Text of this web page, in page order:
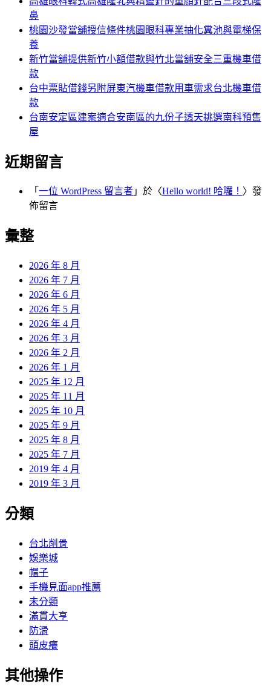
鼻
桃園沙發當舖授信條件桃園眼科專業抽化糞池與電梯保
養
新竹當舖提供新竹小額借款與竹北當舖安全三重機車借
款
台中票貼借錢另附屏東汽機車借款用車需求台北機車借
款
台南安定區建案適合安南區的九份子透天挑選南科預售
屋
近期留言
「 一位 WordPress 留言者 」於〈Hello world! 哈囉！ 〉發
佈留言
彙整
2026 年 8 月
2026 年 7 月
2026 年 6 月
2026 年 5 月
2026 年 4 月
2026 年 3 月
2026 年 2 月
2026 年 1 月
2025 年 12 月
2025 年 11 月
2025 年 10 月
2025 年 9 月
2025 年 8 月
2025 年 7 月
2019 年 4 月
2019 年 3 月
分類
台北削骨
娛樂城
帽子
手機見面app推薦
未分類
滿貫大亨
防滑
頭皮癢
其他操作